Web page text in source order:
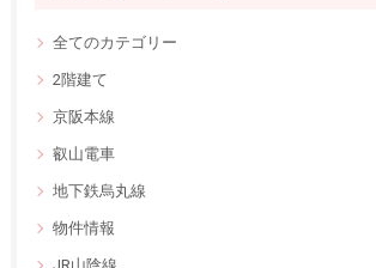
全てのカテゴリー
2階建て
京阪本線
叡山電車
地下鉄烏丸線
物件情報